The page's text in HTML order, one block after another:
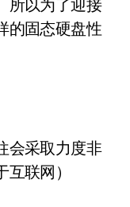
所以为了迎接
的固态硬盘性
会采取力度非
联网）